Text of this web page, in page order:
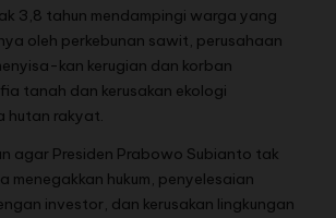
3,8 tahun mendampingi warga yang
oleh perkebunan sawit, perusahaan
kan kerugian dan korban
tanah dan kerusakan ekologi
hutan rakyat.
agar Presiden Prabowo Subianto tak
menegakkan hukum, penyelesaian
investor, dan kerusakan lingkungan